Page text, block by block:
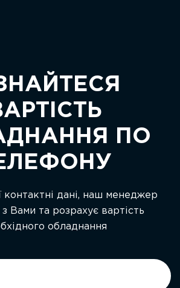
ПО
контактні дані, наш менеджер
Вами та розрахує вартість
обладнання